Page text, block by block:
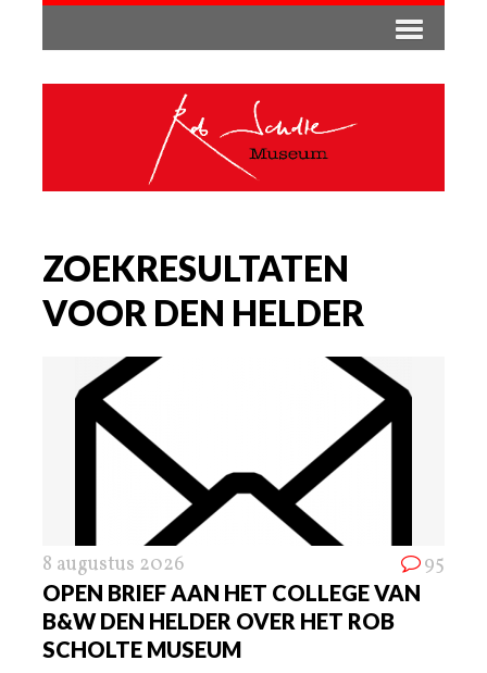
ZOEKRESULTATEN
VOOR DEN HELDER
8 augustus 2026 95
OPEN BRIEF AAN HET COLLEGE VAN
B&W DEN HELDER OVER HET ROB
SCHOLTE MUSEUM